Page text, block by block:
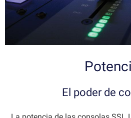
El poder de